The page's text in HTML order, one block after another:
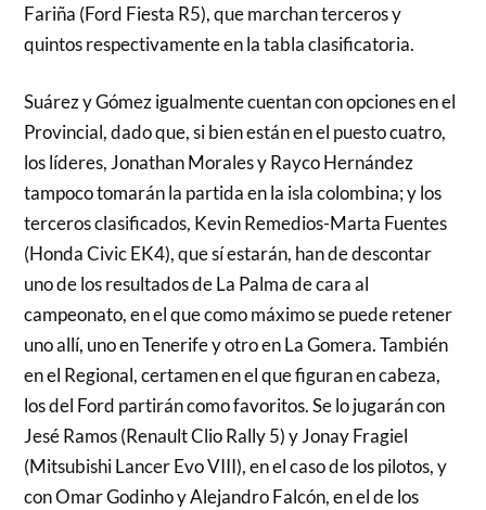
Fariña (Ford Fiesta R5), que marchan terceros y
quintos respectivamente en la tabla clasificatoria.
Suárez y Gómez igualmente cuentan con opciones en el
Provincial, dado que, si bien están en el puesto cuatro,
los líderes, Jonathan Morales y Rayco Hernández
tampoco tomarán la partida en la isla colombina; y los
terceros clasificados, Kevin Remedios-Marta Fuentes
(Honda Civic EK4), que sí estarán, han de descontar
uno de los resultados de La Palma de cara al
campeonato, en el que como máximo se puede retener
uno allí, uno en Tenerife y otro en La Gomera. También
en el Regional, certamen en el que figuran en cabeza,
los del Ford partirán como favoritos. Se lo jugarán con
Jesé Ramos (Renault Clio Rally 5) y Jonay Fragiel
(Mitsubishi Lancer Evo VIII), en el caso de los pilotos, y
con Omar Godinho y Alejandro Falcón, en el de los